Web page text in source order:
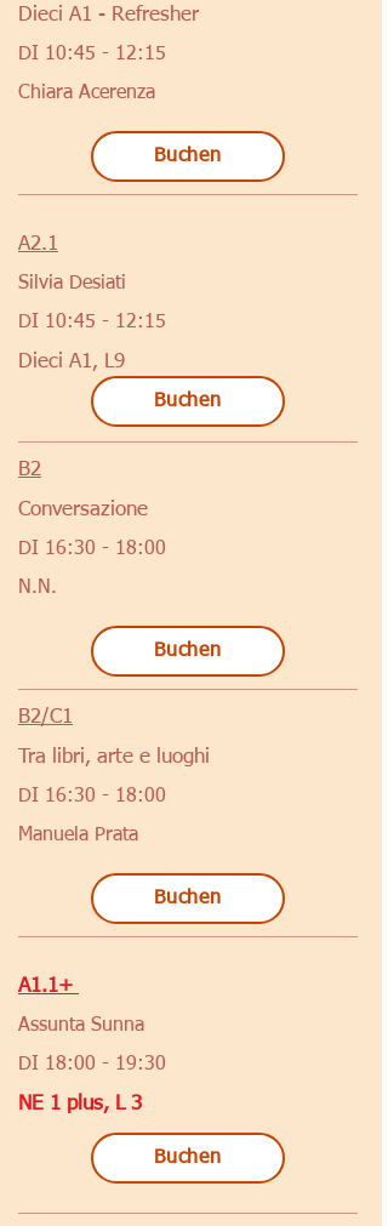
Dieci A1 - Refresher
DI 10:45 - 12:15
Chiara Acerenza
Buchen
A2.1
Silvia Desiati
DI 10:45 - 12:15
Dieci A1, L9
Buchen
B2
Conversazione
DI 16:30 - 18:00
N.N.
Buchen
B2/C1
Tra libri, arte e luoghi
DI 16:30 - 18:00
Manuela Prata
Buchen
A1.1+
Assunta Sunna
DI 18:00 - 19:30
NE 1 plus, L 3
Buchen